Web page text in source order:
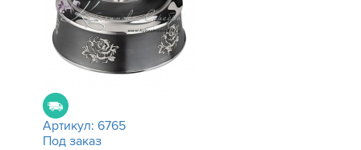
Артикул: 6765
Под заказ